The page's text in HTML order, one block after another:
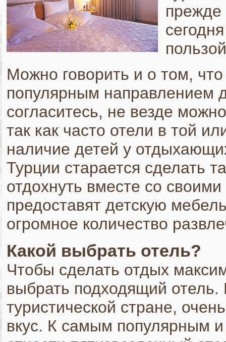
прежде
Можно говорить и о том,
популярным направлением
согласитесь, не везде
так как часто отели в той
наличие детей у
Турции старается сделать
отдохнуть вместе со
предоставят детскую
огромное количество
Какой выбрать отель?
Чтобы сделать отдых
выбрать подходящий
туристической стране,
вкус. К самым популярным